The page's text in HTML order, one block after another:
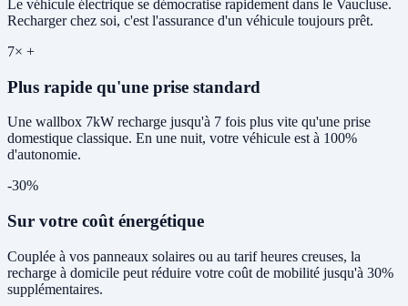
Le véhicule électrique se démocratise rapidement dans le Vaucluse.
Recharger chez soi, c'est l'assurance d'un véhicule toujours prêt.
7× +
Plus rapide qu'une prise standard
Une wallbox 7kW recharge jusqu'à 7 fois plus vite qu'une prise
domestique classique. En une nuit, votre véhicule est à 100%
d'autonomie.
-30%
Sur votre coût énergétique
Couplée à vos panneaux solaires ou au tarif heures creuses, la
recharge à domicile peut réduire votre coût de mobilité jusqu'à 30%
supplémentaires.